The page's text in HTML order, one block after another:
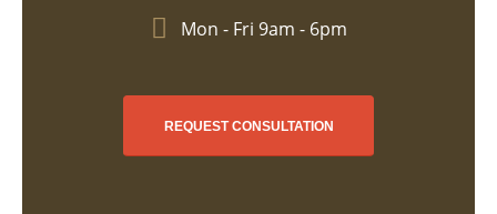
Mon - Fri 9am - 6pm
REQUEST CONSULTATION